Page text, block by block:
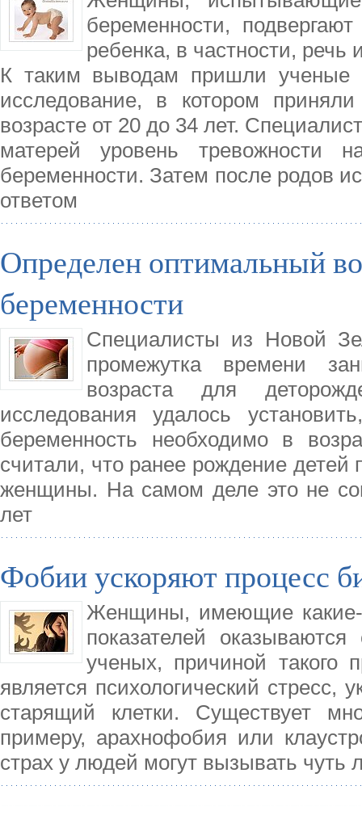
беременности,
ребенка, в частности,
К таким выводам пришли ученые
исследование, в котором
возрасте от 20 до 34 лет.
матерей уровень
беременности. Затем после родов
ответом
Определен оптимальный
беременности
Специалисты из Новой
промежутка времени
возраста для
исследования удалось
беременность необходимо в
считали, что ранее рождение детей
женщины. На самом деле это не
лет
Фобии ускоряют процесс
Женщины, имеющие какие-
показателей
ученых, причиной такого
является психологический
старящий клетки. Существует
примеру, арахнофобия или
страх у людей могут вызывать чуть